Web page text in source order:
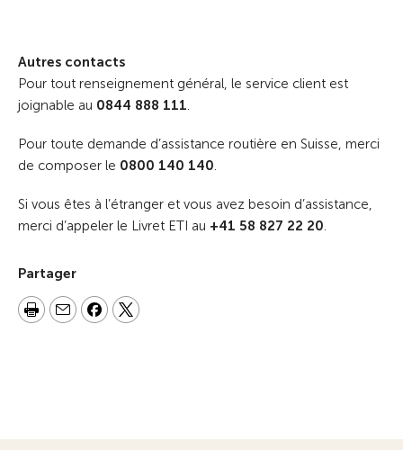
Autres contacts
Pour tout renseignement général, le service client est
joignable au 0844 888 111.
Pour toute demande d’assistance routière en Suisse, merci
de composer le 0800 140 140.
Si vous êtes à l’étranger et vous avez besoin d’assistance,
merci d’appeler le Livret ETI au +41 58 827 22 20.
Partager